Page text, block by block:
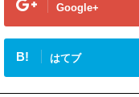
Google+
B! はてブ